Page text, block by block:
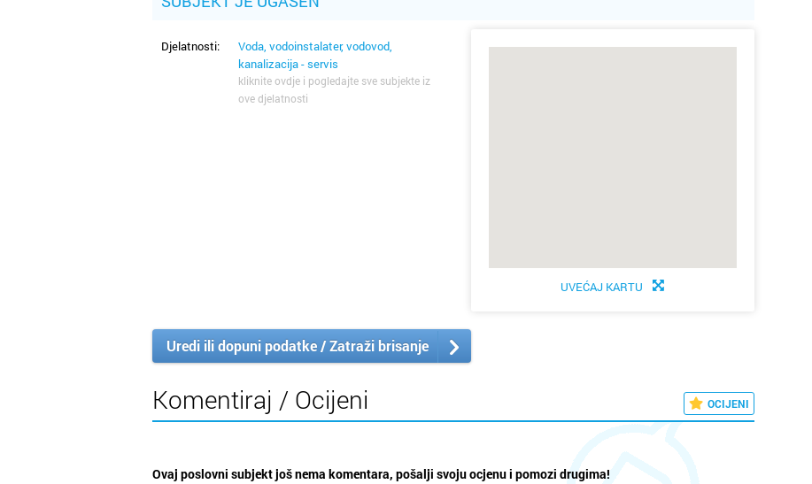
Djelatnosti:
Voda, vodoinstalater, vodovod,
kanalizacija - servis
kliknite ovdje i pogledajte sve subjekte iz
ove djelatnosti
UVEĆAJ KARTU
Uredi ili dopuni podatke / Zatraži brisanje
Komentiraj / Ocijeni OCIJENI
Ovaj poslovni subjekt još nema komentara, pošalji svoju ocjenu i pomozi drugima!